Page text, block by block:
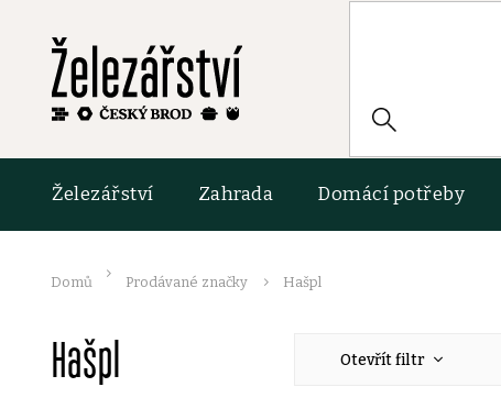
HLEDAT
Železářství Zahrada Domácí potřeby
Domů Prodávané značky Hašpl
Hašpl Otevřít filtr